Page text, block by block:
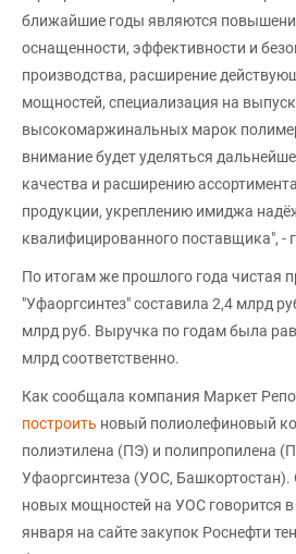
ближайшие годы являются
оснащенности, эффективности и
производства, расширение
мощностей, специализация на
высокомаржинальных марок
внимание будет уделяться
качества и расширению
продукции, укреплению имиджа
квалифицированного поставщика", -
По итогам же прошлого года чистая
"Уфаоргсинтез" составила 2,4 млрд
млрд руб. Выручка по годам была
млрд соответственно.
Как сообщала компания Маркет
построить новый полиолефиновый
полиэтилена (ПЭ) и полипропилена
Уфаоргсинтеза (УОС,
новых мощностей на УОС говорится
января на сайте закупок Роснефти